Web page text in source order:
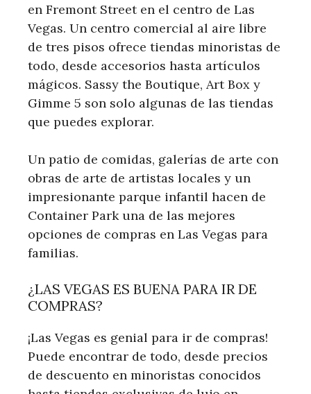
en Fremont Street en el centro de Las
Vegas. Un centro comercial al aire libre
de tres pisos ofrece tiendas minoristas de
todo, desde accesorios hasta artículos
mágicos. Sassy the Boutique, Art Box y
Gimme 5 son solo algunas de las tiendas
que puedes explorar.
Un patio de comidas, galerías de arte con
obras de arte de artistas locales y un
impresionante parque infantil hacen de
Container Park una de las mejores
opciones de compras en Las Vegas para
familias.
¿LAS VEGAS ES BUENA PARA IR DE
COMPRAS?
¡Las Vegas es genial para ir de compras!
Puede encontrar de todo, desde precios
de descuento en minoristas conocidos